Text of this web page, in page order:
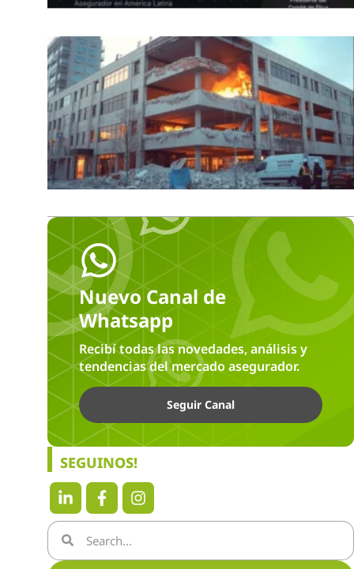
Nuevo Canal de
Whatsapp
Recibí todas las novedades, análisis y
tendencias del mercado asegurador.
Seguir Canal
SEGUINOS!